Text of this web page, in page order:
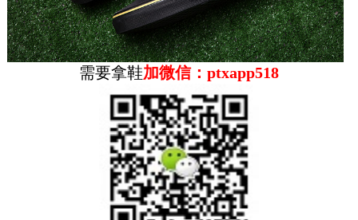
需要拿鞋加微信：ptxapp518
Vans Vault Opening Ceremony Old Skool
OG Satin
Opening Ceremony 推出今年第 8 次联名系列
用“Satin” 绸缎面料（并以此命名）这一材质因为
其奢华...
2018-09-04
Vans Vault OG SK8 HI LX ...
和 Vans 的其他支线一样，如今仅靠单品就能独
当一面的 Vans Vault 高端支线也在入秋之后发布
了全新...
2018-09-04